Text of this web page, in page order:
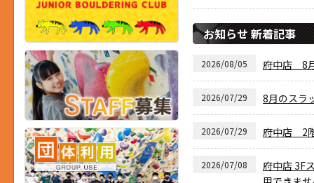
お知らせ 新着記事
2026/08/05 府中店 8
2026/07/29 8月のスラ
2026/07/29 府中店 2
2026/07/08
府中店 3F